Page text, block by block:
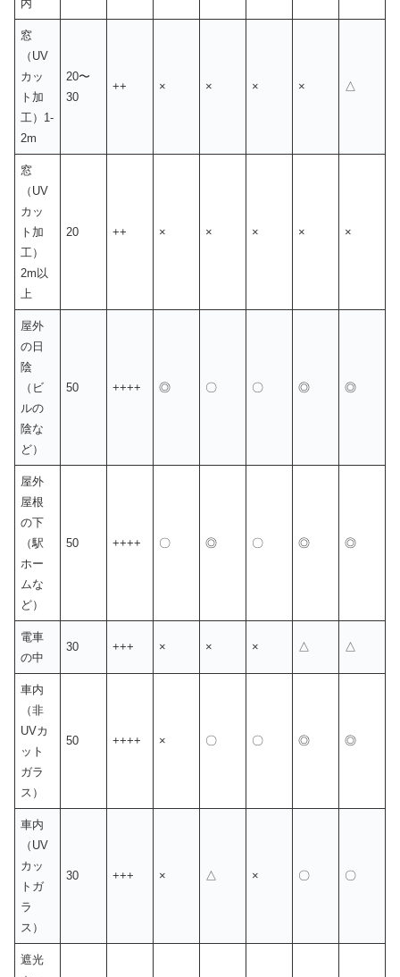
内
窓
（UV
カッ
ト加
工）1-
2m
20〜
30
++ × × × × △
窓
（UV
カッ
ト加
工）
2m以
上
20 ++ × × × × ×
屋外
の日
陰
（ビ
ルの
陰な
ど）
50 ++++ ◎ 〇 〇 ◎ ◎
屋外
屋根
の下
（駅
ホー
ムな
ど）
50 ++++ 〇 ◎ 〇 ◎ ◎
電車
の中
30 +++ × × × △ △
車内
（非
UVカ
ット
ガラ
ス）
50 ++++ × 〇 〇 ◎ ◎
車内
（UV
カッ
トガ
ラ
ス）
30 +++ × △ × 〇 〇
遮光